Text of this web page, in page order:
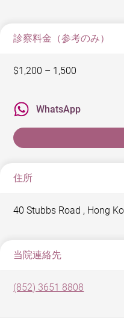
診察料金（参考のみ）
$1,200 – 1,500
WhatsApp
住所
40 Stubbs Road , Hong
当院連絡先
(852) 3651 8808